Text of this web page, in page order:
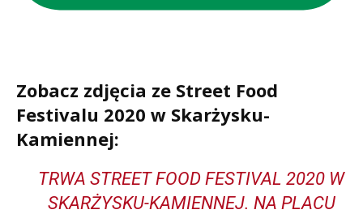
Zobacz zdjęcia ze Street Food
Festivalu 2020 w Skarżysku-
Kamiennej:
TRWA STREET FOOD FESTIVAL 2020 W
SKARŻYSKU-KAMIENNEJ. NA PLACU